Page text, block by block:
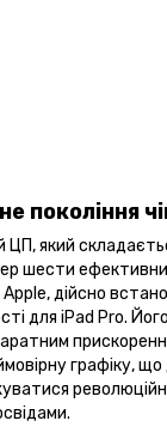
покоління
ЦП, який
шести
Apple, дійсно
для iPad Pro.
графіку,